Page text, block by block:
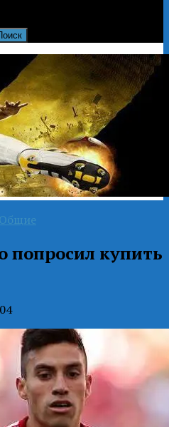
Общие
попросил купить